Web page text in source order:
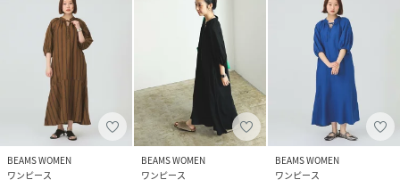
BEAMS WOMEN
ワンピース
BEAMS WOMEN
ワンピース
BEAMS WOMEN
ワンピース